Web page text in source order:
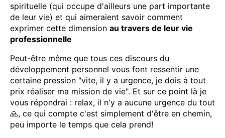
spirituelle (qui occupe d'ailleurs une part importante
de leur vie) et qui aimeraient savoir comment
exprimer cette dimension au travers de leur vie
professionnelle
Peut-être même que tous ces discours du
développement personnel vous font ressentir une
certaine pression "vite, il y a urgence, je dois à tout
prix réaliser ma mission de vie". Et sur ce point là je
vous répondrai : relax, il n'y a aucune urgence du tout
🙏, ce qui compte c'est simplement d'être en chemin,
peu importe le temps que cela prend!